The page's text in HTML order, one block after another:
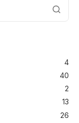
4
40
2
13
26